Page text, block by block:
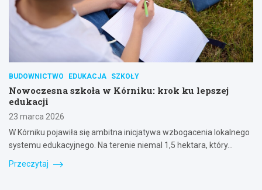
BUDOWNICTWO EDUKACJA SZKOŁY
Nowoczesna szkoła w Kórniku: krok ku lepszej
edukacji
23 marca 2026
W Kórniku pojawiła się ambitna inicjatywa wzbogacenia lokalnego
systemu edukacyjnego. Na terenie niemal 1,5 hektara, który…
Przeczytaj